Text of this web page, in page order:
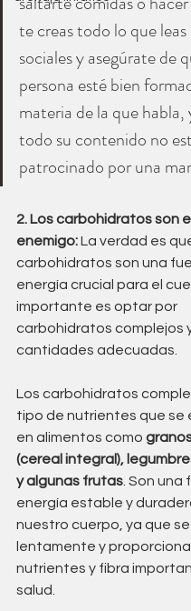
te creas todo lo que leas
sociales y asegúrate de
persona esté bien
materia de la que habla,
todo su contenido no
patrocinado por una
2. Los carbohidratos son el
enemigo: La verdad es
carbohidratos son una
energía crucial para el
importante es optar por
carbohidratos complejos
cantidades adecuadas.
Los carbohidratos
tipo de nutrientes que se
en alimentos como
(cereal integral),
y algunas frutas. Son una
energía estable y
nuestro cuerpo, ya que
lentamente y
nutrientes y fibra
salud.